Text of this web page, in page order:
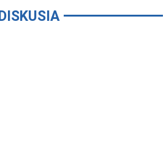
DISKUSIA